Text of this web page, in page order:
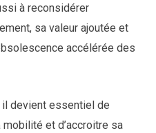
à reconsidérer
sa valeur ajoutée et
accélérée des
il devient essentiel de
et d’accroitre sa